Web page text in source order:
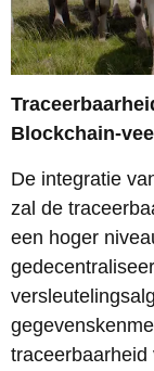
Blockchain-
De integratie
zal de
een hoger
traceerbaarheid